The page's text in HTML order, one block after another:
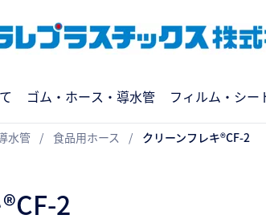
ゴム・ホース・導水管 フィルム・シー
水管 食品用ホース クリーンフレキ®CF-2
2